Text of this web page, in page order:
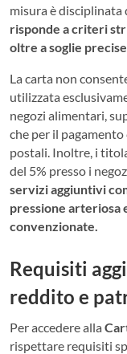
misura è disciplinata
risponde a criteri
oltre a soglie
La carta non
utilizzata
negozi alimentari,
che per il
postali. Inoltre, i
del 5% presso i
servizi aggiuntivi
pressione arteriosa
convenzionate.
Requisiti
reddito e
Per accedere alla
rispettare requisiti